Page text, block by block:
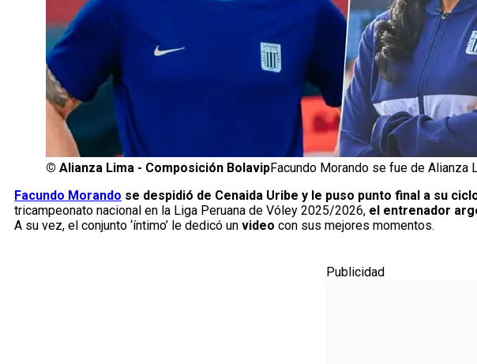
© Alianza Lima - Composición BolavipFacundo Morando se fue de Alianza
Facundo Morando se despidió de Cenaida Uribe y le puso punto final a su
tricampeonato nacional en la Liga Peruana de Vóley 2025/2026, el entrenador
A su vez, el conjunto ‘íntimo’ le dedicó un video con sus mejores momentos.
Publicidad